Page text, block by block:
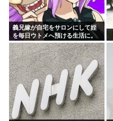
義兄嫁が自宅をサロンにして姪
を毎日ウトメへ預ける生活に。
数年後、そのツケが一気に回っ
てきて…